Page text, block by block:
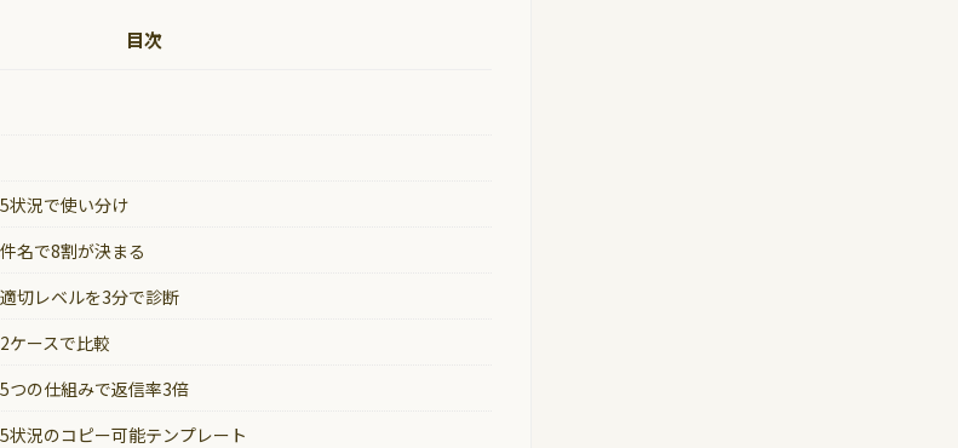
目次
状況で使い分け
名で8割が決まる
切レベルを3分で診断
ケースで比較
つの仕組みで返信率3倍
状況のコピー可能テンプレート